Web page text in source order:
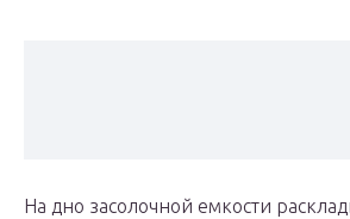
На дно засолочной емкости